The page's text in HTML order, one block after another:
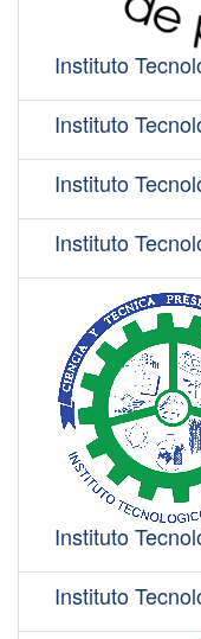
Instituto
Instituto
Instituto
Instituto
Instituto
Instituto